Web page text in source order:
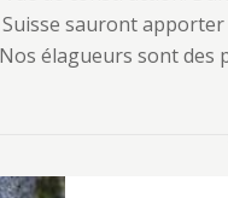
Suisse sauront
élagueurs sont